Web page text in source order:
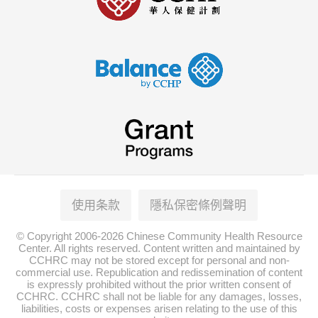
使用条款 隱私保密條例聲明
© Copyright 2006-2026 Chinese Community Health Resource
Center. All rights reserved. Content written and maintained by
CCHRC may not be stored except for personal and non-
commercial use. Republication and redissemination of content
is expressly prohibited without the prior written consent of
CCHRC. CCHRC shall not be liable for any damages, losses,
liabilities, costs or expenses arisen relating to the use of this